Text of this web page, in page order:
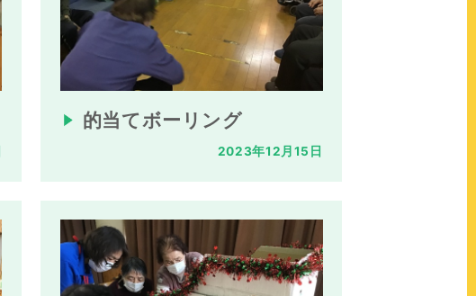
的当てボーリング
2023年12月15日